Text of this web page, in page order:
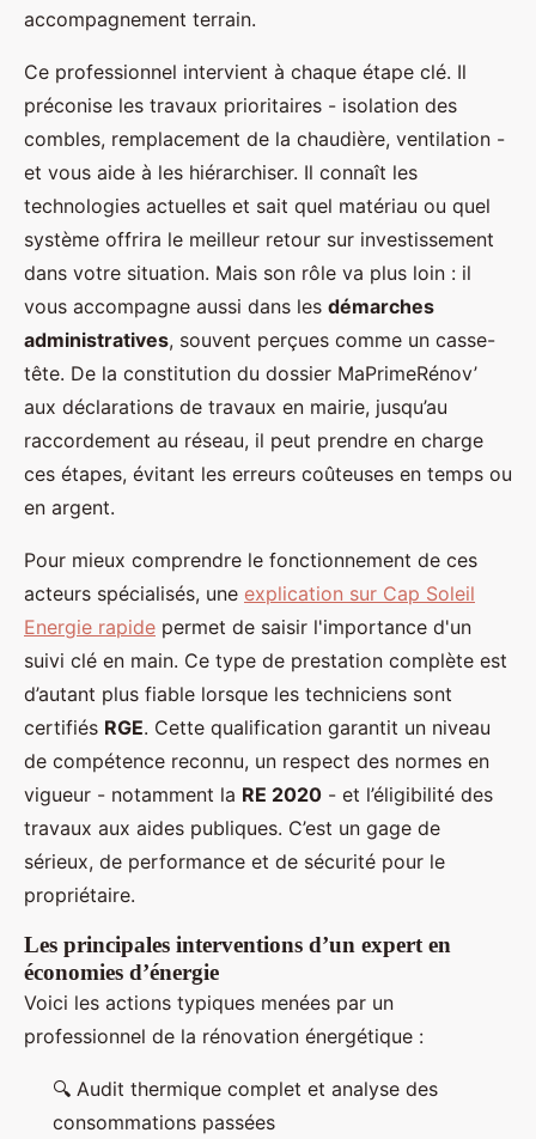
accompagnement terrain.
Ce professionnel intervient à chaque étape clé. Il
préconise les travaux prioritaires - isolation des
combles, remplacement de la chaudière, ventilation -
et vous aide à les hiérarchiser. Il connaît les
technologies actuelles et sait quel matériau ou quel
système offrira le meilleur retour sur investissement
dans votre situation. Mais son rôle va plus loin : il
vous accompagne aussi dans les démarches
administratives, souvent perçues comme un casse-
tête. De la constitution du dossier MaPrimeRénov’
aux déclarations de travaux en mairie, jusqu’au
raccordement au réseau, il peut prendre en charge
ces étapes, évitant les erreurs coûteuses en temps ou
en argent.
Pour mieux comprendre le fonctionnement de ces
acteurs spécialisés, une explication sur Cap Soleil
Energie rapide permet de saisir l'importance d'un
suivi clé en main. Ce type de prestation complète est
d’autant plus fiable lorsque les techniciens sont
certifiés RGE. Cette qualification garantit un niveau
de compétence reconnu, un respect des normes en
vigueur - notamment la RE 2020 - et l’éligibilité des
travaux aux aides publiques. C’est un gage de
sérieux, de performance et de sécurité pour le
propriétaire.
Les principales interventions d’un expert en
économies d’énergie
Voici les actions typiques menées par un
professionnel de la rénovation énergétique :
🔍 Audit thermique complet et analyse des
consommations passées